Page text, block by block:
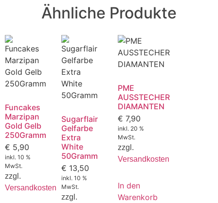
Ähnliche Produkte
Funcakes
Marzipan
Gold Gelb
250Gramm
€ 5,90
inkl. 10 %
MwSt.
zzgl.
Versandkosten
Sugarflair
Gelfarbe
Extra
White
50Gramm
€ 13,50
inkl. 10 %
MwSt.
zzgl.
PME
AUSSTECHER
DIAMANTEN
€ 7,90
inkl. 20 %
MwSt.
zzgl.
Versandkosten
In den
Warenkorb